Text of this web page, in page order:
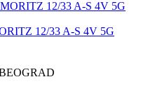
12/33 A-S 4V 5G